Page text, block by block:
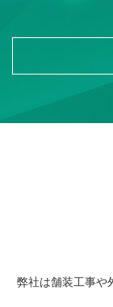
弊社は舗装工事や